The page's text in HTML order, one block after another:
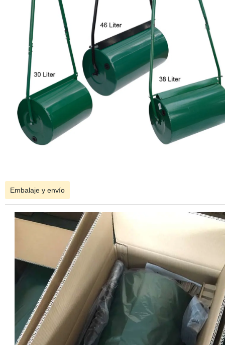
Embalaje y envío